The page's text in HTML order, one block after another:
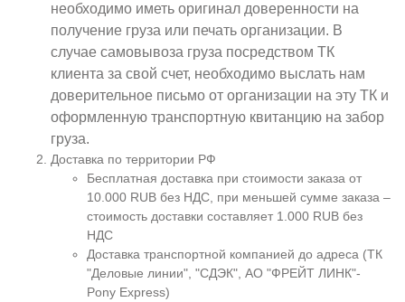
необходимо иметь оригинал доверенности на
получение груза или печать организации. В
случае самовывоза груза посредством ТК
клиента за свой счет, необходимо выслать нам
доверительное письмо от организации на эту ТК и
оформленную транспортную квитанцию на забор
груза.
Доставка по территории РФ
Бесплатная доставка при стоимости заказа от
10.000 RUB без НДС, при меньшей сумме заказа –
стоимость доставки составляет 1.000 RUB без
НДС
Доставка транспортной компанией до адреса (ТК
"Деловые линии", "СДЭК", АО "ФРЕЙТ ЛИНК"-
Pony Express)